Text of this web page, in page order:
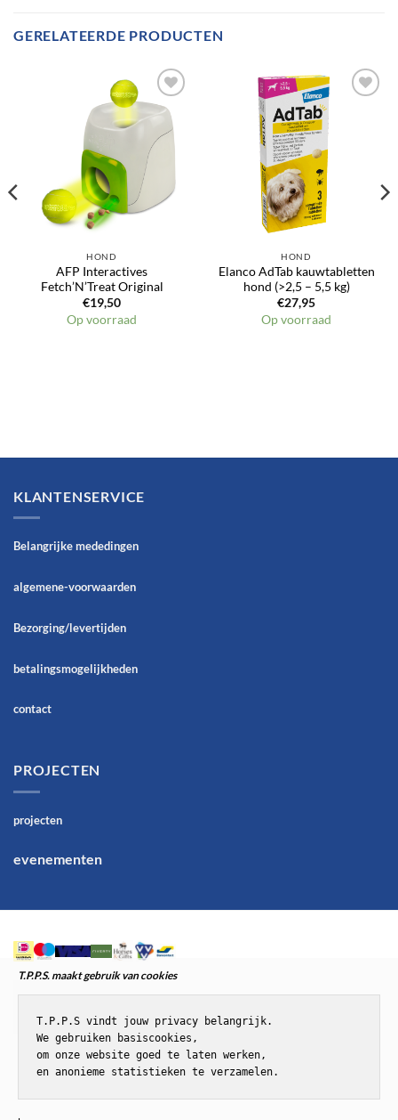
GERELATEERDE PRODUCTEN
HOND
AFP Interactives
Fetch’N’Treat Original
€19,50
Op voorraad
HOND
Elanco AdTab kauwtabletten
hond (>2,5 – 5,5 kg)
€27,95
Op voorraad
KLANTENSERVICE
Belangrijke mededingen
algemene-voorwaarden
Bezorging/levertijden
betalingsmogelijkheden
contact
PROJECTEN
projecten
evenementen
T.P.P.S. maakt gebruik van cookies
T.P.P.S vindt jouw privacy belangrijk.
We gebruiken basiscookies,
om onze website goed te laten werken,
en anonieme statistieken te verzamelen.